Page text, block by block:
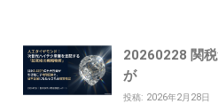
20260228 関
が
投稿: 2026年2月28日